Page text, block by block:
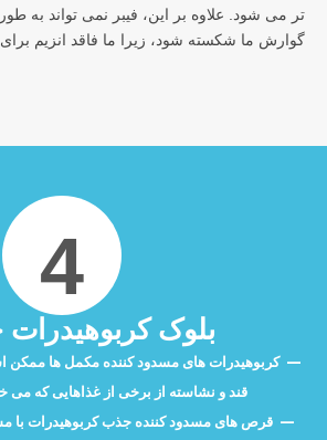
تر می شود. علاوه بر این، فیبر نمی تواند به
گوارش ما شکسته شود، زیرا ما فاقد انزیم برای
4
بلوک
کربوهیدرات های مسدود کننده مکمل ها ممکن
قند و نشاسته از برخی از غذاهایی که می
قرص های مسدود کننده جذب کربوهیدرات با